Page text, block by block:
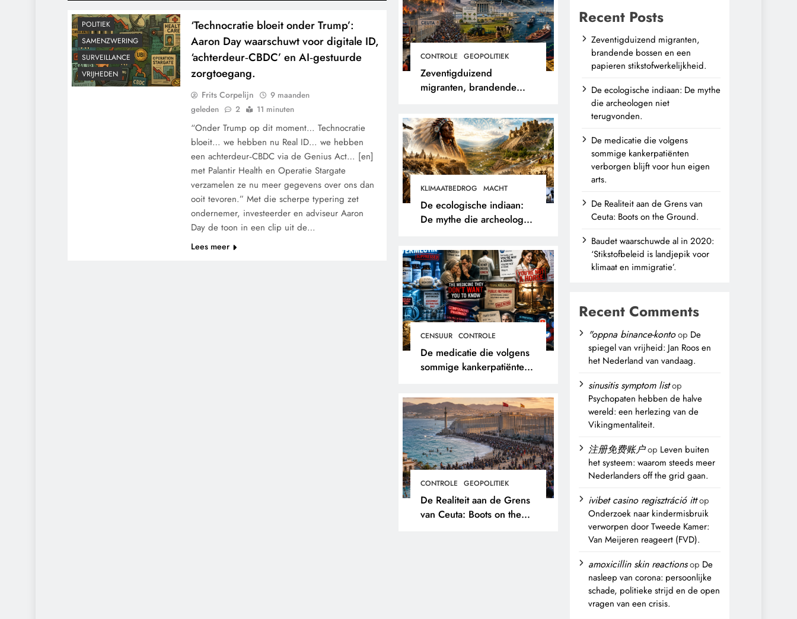
CONTROLE GEOPOLITIEK
Zeventigduizend
migranten, brandende
stikstofwerkelijkheid.
KLIMAATBEDROG MACHT
De ecologische indiaan:
De mythe die archeologen
CENSUUR CONTROLE
De medicatie die volgens
sommige kankerpatiënten
eigen arts.
CONTROLE GEOPOLITIEK
De Realiteit aan de Grens
van Ceuta: Boots on the
POLITIEK
SAMENZWERING
SURVEILLANCE
VRIJHEDEN
‘Technocratie bloeit onder Trump’:
Aaron Day waarschuwt voor digitale ID,
‘achterdeur‑CBDC’ en AI‑gestuurde
zorgtoegang.
Frits Corpelijn
9 maanden
geleden
2 11 minuten
“Onder Trump op dit moment… Technocratie
bloeit… we hebben nu Real ID… we hebben
een achterdeur‑CBDC via de Genius Act… [en]
met Palantir Health en Operatie Stargate
verzamelen ze nu meer gegevens over ons dan
ooit tevoren.” Met die scherpe typering zet
ondernemer, investeerder en adviseur Aaron
Day de toon in een clip uit de…
Lees meer
Recent Posts
Zeventigduizend migranten,
brandende bossen en een
papieren stikstofwerkelijkheid.
De ecologische indiaan: De mythe
die archeologen niet
terugvonden.
De medicatie die volgens
sommige kankerpatiënten
verborgen blijft voor hun eigen
arts.
De Realiteit aan de Grens van
Ceuta: Boots on the Ground.
Baudet waarschuwde al in 2020:
‘Stikstofbeleid is landjepik voor
klimaat en immigratie’.
Recent Comments
"oppna binance-kontoop De
spiegel van vrijheid: Jan Roos en
het Nederland van vandaag.
sinusitis symptom listop
Psychopaten hebben de halve
wereld: een herlezing van de
Vikingmentaliteit.
注册免费账户op Leven buiten
het systeem: waarom steeds meer
Nederlanders off the grid gaan.
ivibet casino regisztráció ittop
Onderzoek naar kindermisbruik
verworpen door Tweede Kamer:
Van Meijeren reageert (FVD).
amoxicillin skin reactionsop De
nasleep van corona: persoonlijke
schade, politieke strijd en de open
vragen van een crisis.